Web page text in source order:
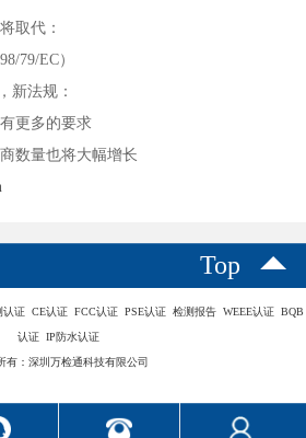
取代：
79/EC）
新法规：
更多的要求
数量也将大幅增长
Top
认证 CE认证 FCC认证 PSE认证 检测报告 WEEE认证 BQB
认证 IP防水认证
有：深圳万检通科技有限公司